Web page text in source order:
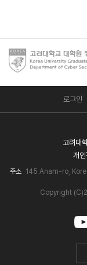
로그인
고려대
개
주소 145 Anam-ro,
Copyright